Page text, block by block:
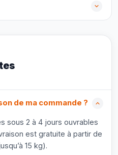
de ma commande ?
sous 2 à 4 jours ouvrables
est gratuite à partir de
15 kg).